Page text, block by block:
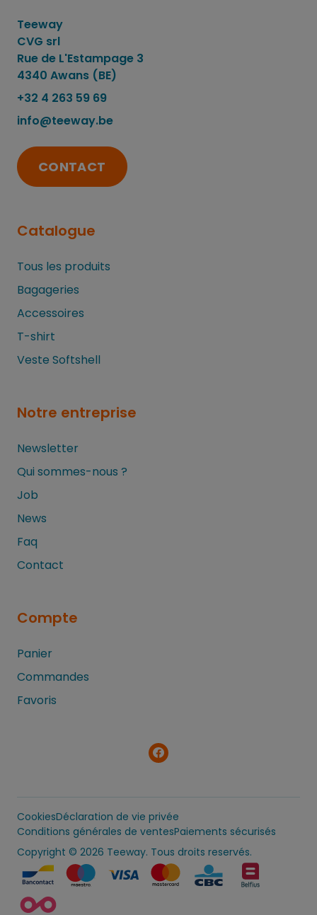
Teeway
CVG srl
Rue de L'Estampage 3
4340 Awans (BE)
+32 4 263 59 69
info@teeway.be
CONTACT
Catalogue
Tous les produits
Bagageries
Accessoires
T-shirt
Veste Softshell
Notre entreprise
Newsletter
Qui sommes-nous ?
Job
News
Faq
Contact
Compte
Panier
Commandes
Favoris
CookiesDéclaration de vie privée
Conditions générales de ventesPaiements sécurisés
Copyright © 2026 Teeway. Tous droits reservés.